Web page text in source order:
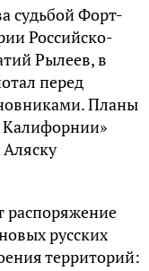
судьбой Форт-
Российско-
Рылеев, в
перед
Планы
Калифорнии»
распоряжение
русских
территорий: